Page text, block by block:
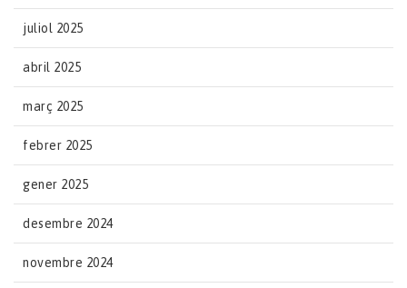
juliol 2025
abril 2025
març 2025
febrer 2025
gener 2025
desembre 2024
novembre 2024